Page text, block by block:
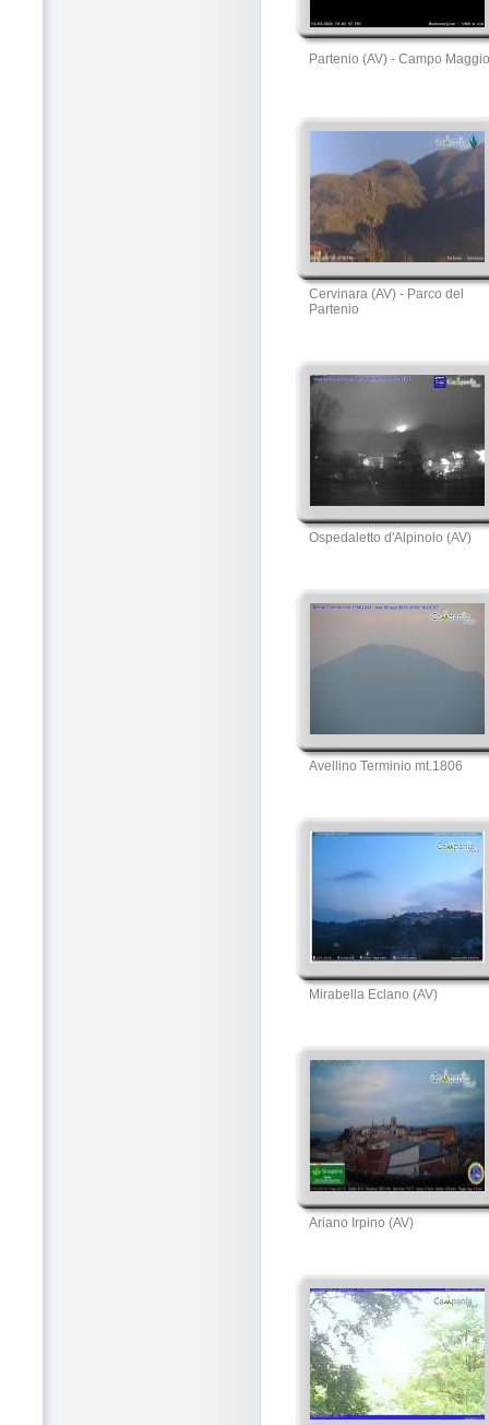
Partenio (AV) - Campo
Cervinara (AV) - Parco del
Partenio
Ospedaletto d'Alpinolo (AV)
Avellino Terminio mt.1806
Mirabella Eclano (AV)
Ariano Irpino (AV)